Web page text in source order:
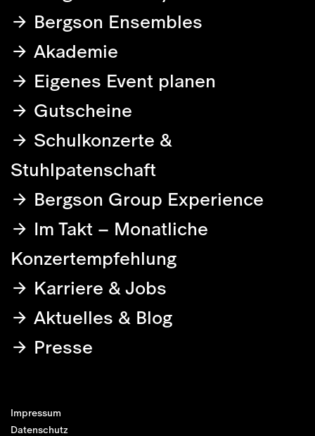
Bergson Ensembles
Akademie
Eigenes Event planen
Gutscheine
Schulkonzerte &
Stuhlpatenschaft
Bergson Group Experience
Im Takt – Monatliche
Konzertempfehlung
Karriere & Jobs
Aktuelles & Blog
Presse
Impressum
Datenschutz